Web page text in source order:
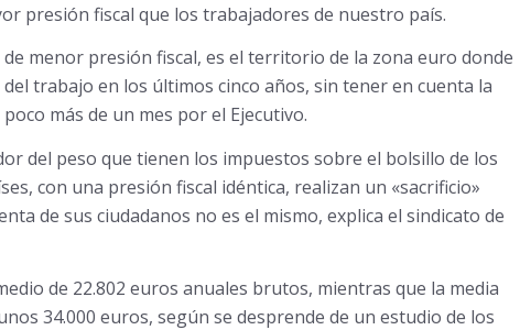
presión fiscal que los trabajadores de nuestro país.
menor presión fiscal, es el territorio de la zona euro donde
trabajo en los últimos cinco años, sin tener en cuenta la
más de un mes por el Ejecutivo.
del peso que tienen los impuestos sobre el bolsillo de los
con una presión fiscal idéntica, realizan un «sacrificio»
de sus ciudadanos no es el mismo, explica el sindicato de
de 22.802 euros anuales brutos, mientras que la media
34.000 euros, según se desprende de un estudio de los